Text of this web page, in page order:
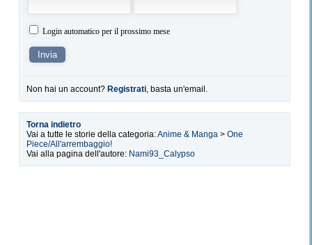
Login automatico per il prossimo mese
Non hai un account? Registrati, basta un'email.
Torna indietro
Vai a tutte le storie della categoria:Anime & Manga > One
Piece/All'arrembaggio!
Vai alla pagina dell'autore: Nami93_Calypso